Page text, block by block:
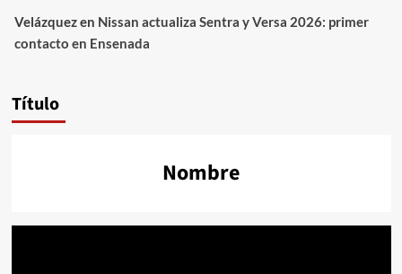
Velázquezen Nissan actualiza Sentra y Versa 2026: primer
contacto en Ensenada
Título
Nombre